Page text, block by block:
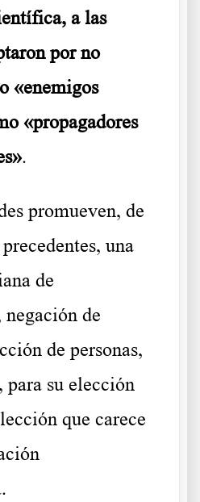
a las
por no
«enemigos
«propagadores
.
promueven, de
una
de
de
de personas,
su elección
que carece